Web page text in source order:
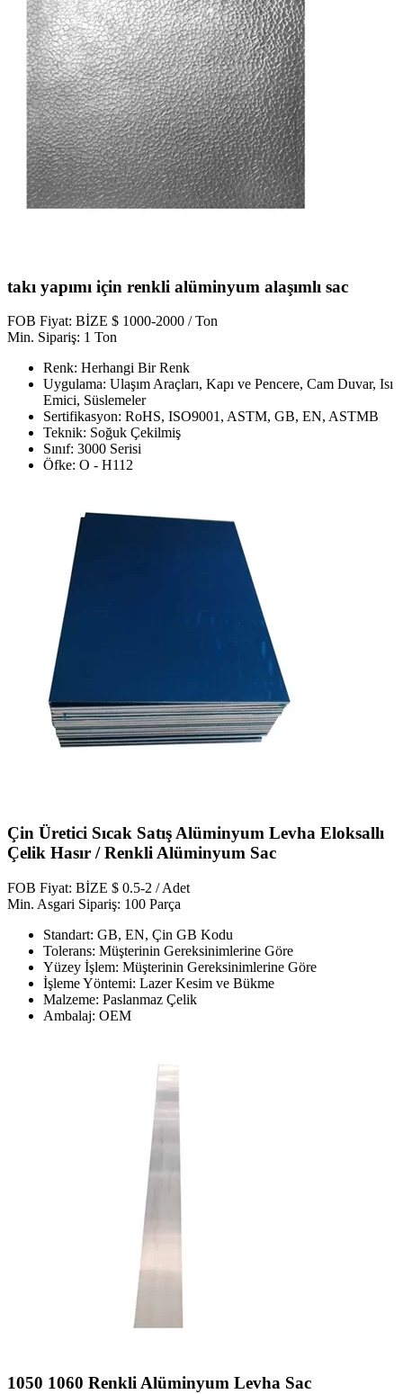
takı yapımı için renkli alüminyum alaşımlı sac
FOB Fiyat: BİZE $ 1000-2000 / Ton
Min. Sipariş: 1 Ton
Renk: Herhangi Bir Renk
Uygulama: Ulaşım Araçları, Kapı ve Pencere, Cam Duvar, Isı
Emici, Süslemeler
Sertifikasyon: RoHS, ISO9001, ASTM, GB, EN, ASTMB
Teknik: Soğuk Çekilmiş
Sınıf: 3000 Serisi
Öfke: O - H112
Çin Üretici Sıcak Satış Alüminyum Levha Eloksallı
Çelik Hasır / Renkli Alüminyum Sac
FOB Fiyat: BİZE $ 0.5-2 / Adet
Min. Asgari Sipariş: 100 Parça
Standart: GB, EN, Çin GB Kodu
Tolerans: Müşterinin Gereksinimlerine Göre
Yüzey İşlem: Müşterinin Gereksinimlerine Göre
İşleme Yöntemi: Lazer Kesim ve Bükme
Malzeme: Paslanmaz Çelik
Ambalaj: OEM
1050 1060 Renkli Alüminyum Levha Sac